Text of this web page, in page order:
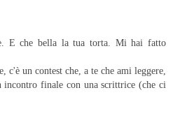
E che bella la tua torta. Mi hai fatto
c'è un contest che, a te che ami leggere,
incontro finale con una scrittrice (che ci